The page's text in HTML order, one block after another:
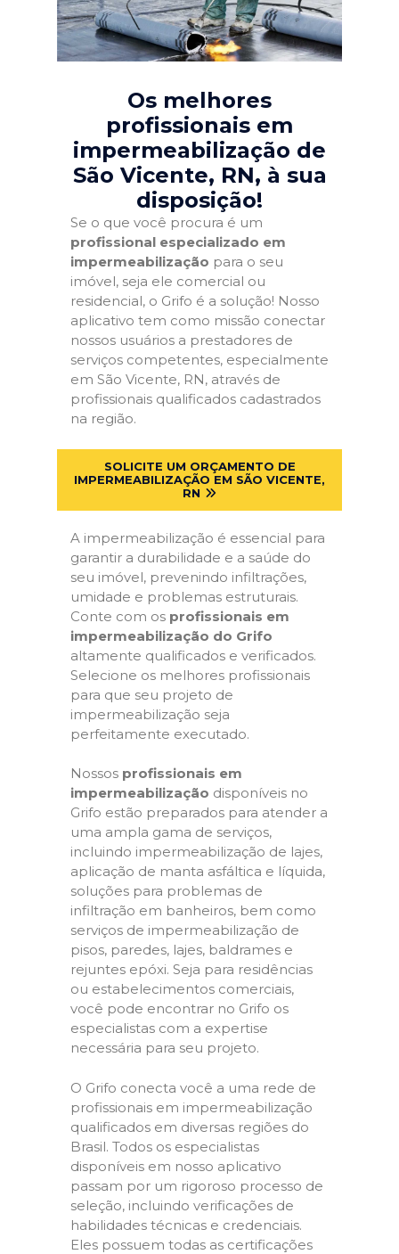
Os melhores
profissionais em
impermeabilização de
São Vicente, RN, à sua
disposição!
Se o que você procura é um
profissional especializado em
impermeabilização para o seu
imóvel, seja ele comercial ou
residencial, o Grifo é a solução! Nosso
aplicativo tem como missão conectar
nossos usuários a prestadores de
serviços competentes, especialmente
em São Vicente, RN, através de
profissionais qualificados cadastrados
na região.
SOLICITE UM ORÇAMENTO DE
IMPERMEABILIZAÇÃO EM SÃO VICENTE,
RN
A impermeabilização é essencial para
garantir a durabilidade e a saúde do
seu imóvel, prevenindo infiltrações,
umidade e problemas estruturais.
Conte com os profissionais em
impermeabilização do Grifo
altamente qualificados e verificados.
Selecione os melhores profissionais
para que seu projeto de
impermeabilização seja
perfeitamente executado.
Nossos profissionais em
impermeabilização disponíveis no
Grifo estão preparados para atender a
uma ampla gama de serviços,
incluindo impermeabilização de lajes,
aplicação de manta asfáltica e líquida,
soluções para problemas de
infiltração em banheiros, bem como
serviços de impermeabilização de
pisos, paredes, lajes, baldrames e
rejuntes epóxi. Seja para residências
ou estabelecimentos comerciais,
você pode encontrar no Grifo os
especialistas com a expertise
necessária para seu projeto.
O Grifo conecta você a uma rede de
profissionais em impermeabilização
qualificados em diversas regiões do
Brasil. Todos os especialistas
disponíveis em nosso aplicativo
passam por um rigoroso processo de
seleção, incluindo verificações de
habilidades técnicas e credenciais.
Eles possuem todas as certificações